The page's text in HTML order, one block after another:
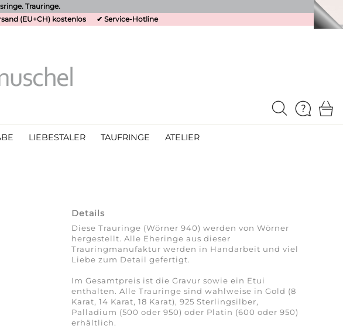
Trauringe.
(EU+CH) kostenlos ✔ Service-Hotline
LIEBESTALER TAUFRINGE ATELIER
Details
Diese Trauringe (Wörner 940) werden von Wörner
hergestellt. Alle Eheringe aus dieser
Trauringmanufaktur werden in Handarbeit und viel
Liebe zum Detail gefertigt.
Im Gesamtpreis ist die Gravur sowie ein Etui
enthalten. Alle Trauringe sind wahlweise in Gold (8
Karat, 14 Karat, 18 Karat), 925 Sterlingsilber,
Palladium (500 oder 950) oder Platin (600 oder 950)
erhältlich.